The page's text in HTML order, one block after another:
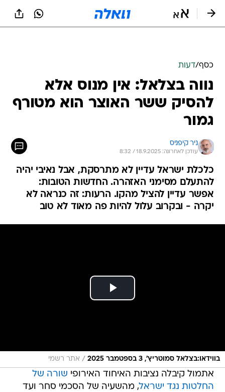
כסף/דעות
נווה בצלאל: אין מנוס אלא
להסיק ששר האוצר הוא מטורף
גמור
ניר קיפניס
עודכן לאחרונה: 18.9.2025 / 8:32
כלכלת ישראל עדיין לא מתרסקת, אבל נאיבי יהיה
להתעלם מסימני האזהרה. החדשות הטובות:
אפשר עדיין להציל מהקו. הרעות: זה כנראה לא
יקרה - ובקרוב עלול להיות פה מאוד לא טוב
בווידאו:בצלאל סמוטריץ', 3 בספטמבר 2025 / אתר רשמי
אתמול קיבלה נציבות האיחוד האירופי שורה של
החלטות נגד ישראל, מהשעיה של הסכמי סחר ועד